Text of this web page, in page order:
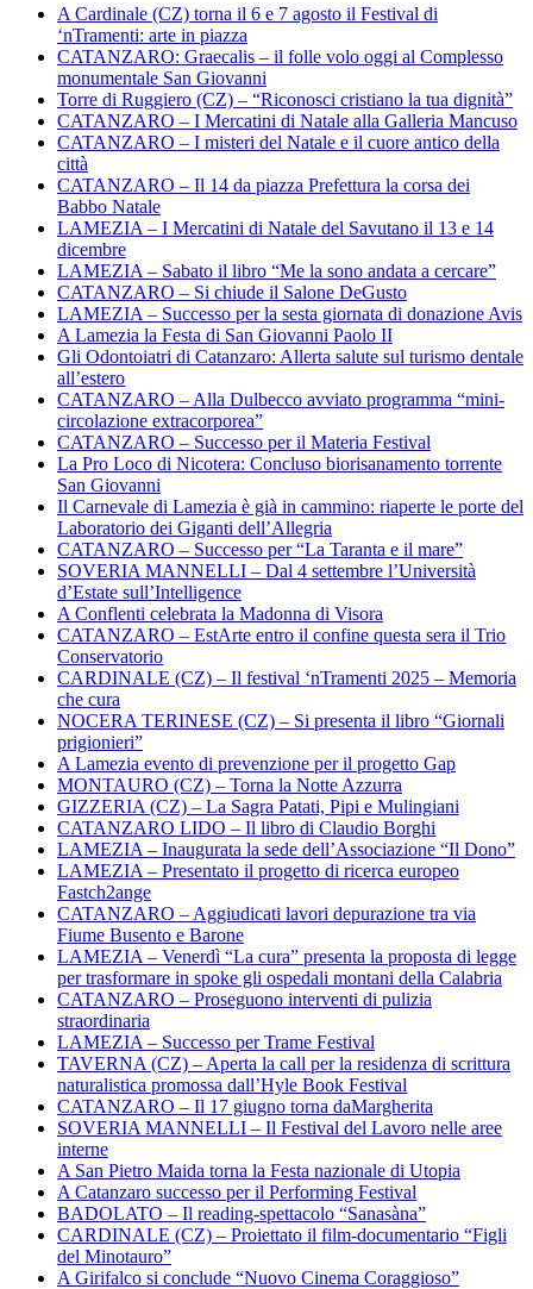
A Cardinale (CZ) torna il 6 e 7 agosto il Festival di
‘nTramenti: arte in piazza
CATANZARO: Graecalis – il folle volo oggi al Complesso
monumentale San Giovanni
Torre di Ruggiero (CZ) – “Riconosci cristiano la tua dignità”
CATANZARO – I Mercatini di Natale alla Galleria Mancuso
CATANZARO – I misteri del Natale e il cuore antico della
città
CATANZARO – Il 14 da piazza Prefettura la corsa dei
Babbo Natale
LAMEZIA – I Mercatini di Natale del Savutano il 13 e 14
dicembre
LAMEZIA – Sabato il libro “Me la sono andata a cercare”
CATANZARO – Si chiude il Salone DeGusto
LAMEZIA – Successo per la sesta giornata di donazione Avis
A Lamezia la Festa di San Giovanni Paolo II
Gli Odontoiatri di Catanzaro: Allerta salute sul turismo dentale
all’estero
CATANZARO – Alla Dulbecco avviato programma “mini-
circolazione extracorporea”
CATANZARO – Successo per il Materia Festival
La Pro Loco di Nicotera: Concluso biorisanamento torrente
San Giovanni
Il Carnevale di Lamezia è già in cammino: riaperte le porte del
Laboratorio dei Giganti dell’Allegria
CATANZARO – Successo per “La Taranta e il mare”
SOVERIA MANNELLI – Dal 4 settembre l’Università
d’Estate sull’Intelligence
A Conflenti celebrata la Madonna di Visora
CATANZARO – EstArte entro il confine questa sera il Trio
Conservatorio
CARDINALE (CZ) – Il festival ‘nTramenti 2025 – Memoria
che cura
NOCERA TERINESE (CZ) – Si presenta il libro “Giornali
prigionieri”
A Lamezia evento di prevenzione per il progetto Gap
MONTAURO (CZ) – Torna la Notte Azzurra
GIZZERIA (CZ) – La Sagra Patati, Pipi e Mulingiani
CATANZARO LIDO – Il libro di Claudio Borghi
LAMEZIA – Inaugurata la sede dell’Associazione “Il Dono”
LAMEZIA – Presentato il progetto di ricerca europeo
Fastch2ange
CATANZARO – Aggiudicati lavori depurazione tra via
Fiume Busento e Barone
LAMEZIA – Venerdì “La cura” presenta la proposta di legge
per trasformare in spoke gli ospedali montani della Calabria
CATANZARO – Proseguono interventi di pulizia
straordinaria
LAMEZIA – Successo per Trame Festival
TAVERNA (CZ) – Aperta la call per la residenza di scrittura
naturalistica promossa dall’Hyle Book Festival
CATANZARO – Il 17 giugno torna daMargherita
SOVERIA MANNELLI – Il Festival del Lavoro nelle aree
interne
A San Pietro Maida torna la Festa nazionale di Utopia
A Catanzaro successo per il Performing Festival
BADOLATO – Il reading-spettacolo “Sanasàna”
CARDINALE (CZ) – Proiettato il film-documentario “Figli
del Minotauro”
A Girifalco si conclude “Nuovo Cinema Coraggioso”